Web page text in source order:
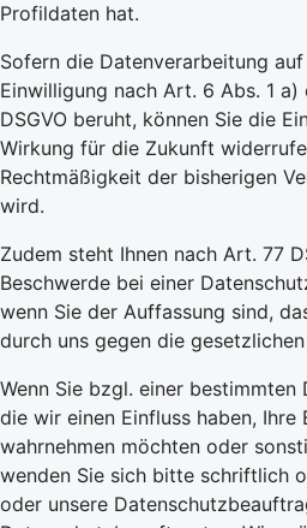
Profildaten hat.
Sofern die Datenverarbeitung
Einwilligung nach Art. 6 Abs. 1
DSGVO beruht, können Sie die
Wirkung für die Zukunft
Rechtmäßigkeit der bisherigen
wird.
Zudem steht Ihnen nach Art. 77
Beschwerde bei einer
wenn Sie der Auffassung sind,
durch uns gegen die
Wenn Sie bzgl. einer
die wir einen Einfluss haben,
wahrnehmen möchten oder
wenden Sie sich bitte schriftlich
oder unsere